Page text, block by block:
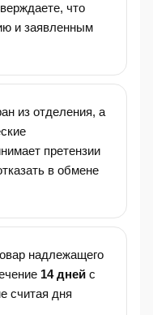
что
и заявленным
из отделения, а
претензии
в обмене
надлежащего
14 дней с
считая дня